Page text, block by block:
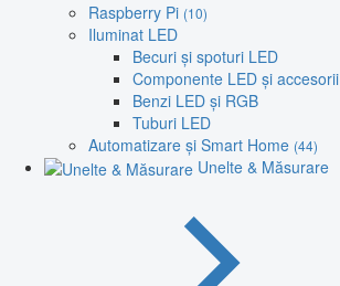
Raspberry Pi (10)
Iluminat LED
Becuri și spoturi LED
Componente LED și accesorii
Benzi LED și RGB
Tuburi LED
Automatizare și Smart Home (44)
Unelte & Măsurare